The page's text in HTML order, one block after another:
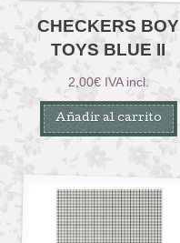
CHECKERS BOY
TOYS BLUE II
2,00€ IVA incl.
Añadir al carrito